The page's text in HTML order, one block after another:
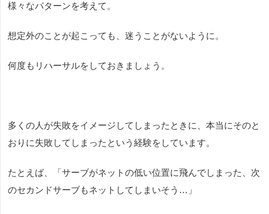
様々なパターンを考えて。
想定外のことが起こっても、迷うことがないように。
何度もリハーサルをしておきましょう。
多くの人が失敗をイメージしてしまったときに、本当にそのと
おりに失敗してしまったという経験をしています。
たとえば、「サーブがネットの低い位置に飛んでしまった、次
のセカンドサーブもネットしてしまいそう…」